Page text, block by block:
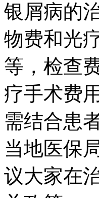
银屑病的
物费和光
等，检查
疗手术费
需结合患
当地医保
议大家在